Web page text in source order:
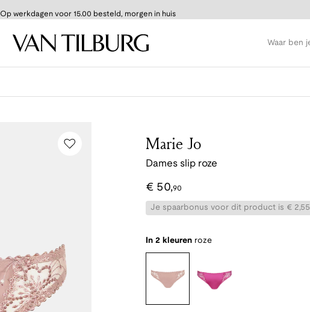
Op werkdagen voor 15.00 besteld, morgen in huis
Marie Jo
Dames slip roze
€ 50,90
Je spaarbonus voor dit product is € 2,55
In 2 kleuren roze